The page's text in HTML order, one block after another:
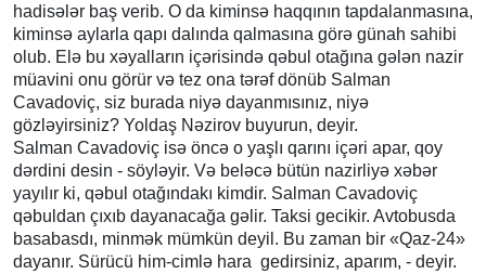
hadisələr baş verib. O da kiminsə haqqının tapdalanmasına,
kiminsə aylarla qapı dalında qalmasına görə günah sahibi
olub. Elə bu xəyalların içərisində qəbul otağına gələn nazir
müavini onu görür və tez ona tərəf dönüb Salman
Cavadoviç, siz burada niyə dayanmısınız, niyə
gözləyirsiniz? Yoldaş Nəzirov buyurun, deyir.
Salman Cavadoviç isə öncə o yaşlı qarını içəri apar, qoy
dərdini desin - söyləyir. Və beləcə bütün nazirliyə xəbər
yayılır ki, qəbul otağındakı kimdir. Salman Cavadoviç
qəbuldan çıxıb dayanacağa gəlir. Taksi gecikir. Avtobusda
basabasdı, minmək mümkün deyil. Bu zaman bir «Qaz-24»
dayanır. Sürücü him-cimlə hara gedirsiniz, aparım, - deyir.